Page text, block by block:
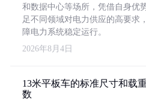
和数据中心等场所，凭借自身优
足不同领域对电力供应的高要求
障电力系统稳定运行。
2026年8月4日
13米平板车的标准尺寸和载
数